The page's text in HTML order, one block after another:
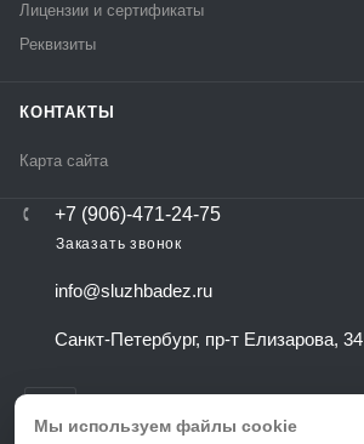
Лицензии и сертификаты
Реквизиты
КОНТАКТЫ
Карта сайта
+7 (906)-471-24-75
Заказать звонок
info@sluzhbadez.ru
Санкт-Петербург, пр-т Елизарова, 34
Мы используем файлы cookie